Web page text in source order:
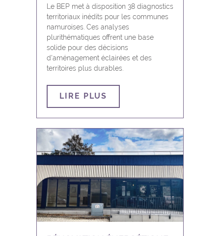
Havelange
Houyet
Jemeppe-sur-Sambre
La Bruyère
Marche-en-Famenne
Mettet
Namur
Ohey
Onhaye
Le BEP met à disposition 38 diagnostics
territoriaux inédits pour les communes
namuroises. Ces analyses
plurithématiques offrent une base
solide pour des décisions
d'aménagement éclairées et des
territoires plus durables.
LIRE PLUS